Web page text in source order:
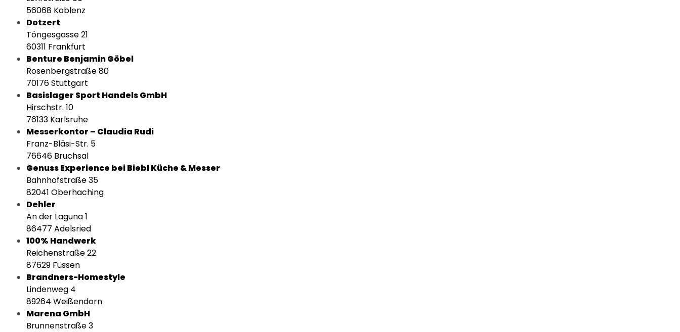
56068 Koblenz
Dotzert
Töngesgasse 21
60311 Frankfurt
Benture Benjamin Göbel
Rosenbergstraße 80
70176 Stuttgart
Basislager Sport Handels GmbH
Hirschstr. 10
76133 Karlsruhe
Messerkontor – Claudia Rudi
Franz-Bläsi-Str. 5
76646 Bruchsal
Genuss Experience bei Biebl Küche & Messer
Bahnhofstraße 35
82041 Oberhaching
Dehler
An der Laguna 1
86477 Adelsried
100% Handwerk
Reichenstraße 22
87629 Füssen
Brandners-Homestyle
Lindenweg 4
89264 Weißendorn
Marena GmbH
Brunnenstraße 3